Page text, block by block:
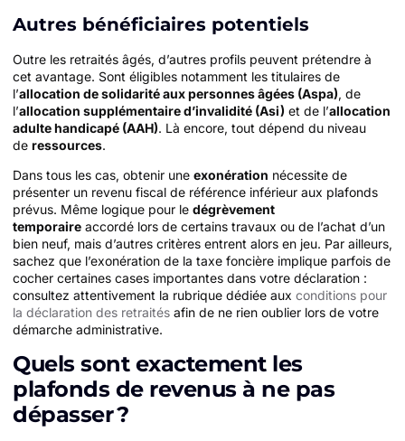
Autres bénéficiaires potentiels
Outre les retraités âgés, d’autres profils peuvent prétendre à
cet avantage. Sont éligibles notamment les titulaires de
l’allocation de solidarité aux personnes âgées (Aspa), de
l’allocation supplémentaire d’invalidité (Asi) et de l’allocation
adulte handicapé (AAH). Là encore, tout dépend du niveau
de ressources.
Dans tous les cas, obtenir une exonération nécessite de
présenter un revenu fiscal de référence inférieur aux plafonds
prévus. Même logique pour le dégrèvement
temporaire accordé lors de certains travaux ou de l’achat d’un
bien neuf, mais d’autres critères entrent alors en jeu. Par ailleurs,
sachez que l’exonération de la taxe foncière implique parfois de
cocher certaines cases importantes dans votre déclaration :
consultez attentivement la rubrique dédiée aux conditions pour
la déclaration des retraités afin de ne rien oublier lors de votre
démarche administrative.
Quels sont exactement les
plafonds de revenus à ne pas
dépasser ?